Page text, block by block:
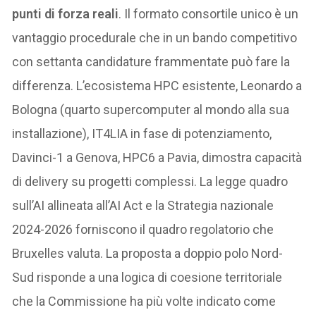
punti di forza reali. Il formato consortile unico è un
vantaggio procedurale che in un bando competitivo
con settanta candidature frammentate può fare la
differenza. L’ecosistema HPC esistente, Leonardo a
Bologna (quarto supercomputer al mondo alla sua
installazione), IT4LIA in fase di potenziamento,
Davinci-1 a Genova, HPC6 a Pavia, dimostra capacità
di delivery su progetti complessi. La legge quadro
sull’AI allineata all’AI Act e la Strategia nazionale
2024-2026 forniscono il quadro regolatorio che
Bruxelles valuta. La proposta a doppio polo Nord-
Sud risponde a una logica di coesione territoriale
che la Commissione ha più volte indicato come